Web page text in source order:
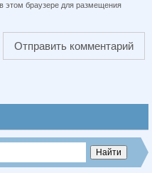
этом браузере для размещения